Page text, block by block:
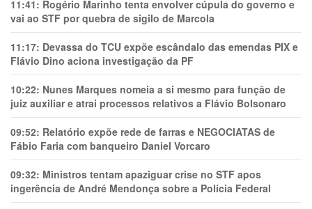
11:41: Rogério Marinho tenta envolver cúpula do governo e
vai ao STF por quebra de sigilo de Marcola
11:17: Devassa do TCU expõe escândalo das emendas PIX e
Flávio Dino aciona investigação da PF
10:22: Nunes Marques nomeia a si mesmo para função de
juiz auxiliar e atrai processos relativos a Flávio Bolsonaro
09:52: Relatório expõe rede de farras e NEGOCIATAS de
Fábio Faria com banqueiro Daniel Vorcaro
09:32: Ministros tentam apaziguar crise no STF apos
ingerência de André Mendonça sobre a Polícia Federal